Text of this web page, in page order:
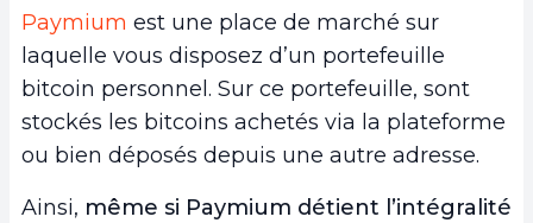
Paymium est une place de marché sur
laquelle vous disposez d’un portefeuille
bitcoin personnel. Sur ce portefeuille, sont
stockés les bitcoins achetés via la plateforme
ou bien déposés depuis une autre adresse.
Ainsi, même si Paymium détient l’intégralité